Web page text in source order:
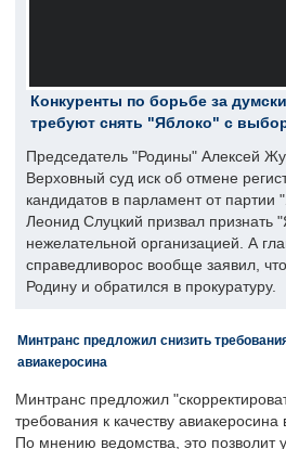
Конкуренты по борьбе за
требуют снять "Яблоко" с
Председатель "Родины" Алексей
Верховный суд иск об отмене
кандидатов в парламент от
Леонид Слуцкий призвал признать
нежелательной организацией. А
справедливорос вообще заявил,
Родину и обратился в прокуратуру.
Минтранс предложил снизить
авиакеросина
Минтранс предложил
требования к качеству
По мнению ведомства, это позволит